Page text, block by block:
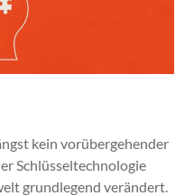
kein vorüberge­hen­der
Schlüs­sel­tech­nolo­gie
grundle­gend verän­dert.